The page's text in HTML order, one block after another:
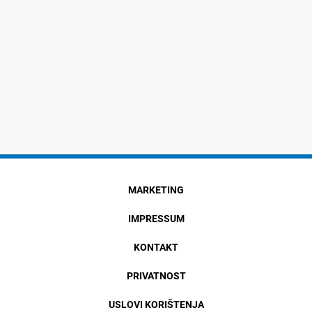
MARKETING
IMPRESSUM
KONTAKT
PRIVATNOST
USLOVI KORIŠTENJA